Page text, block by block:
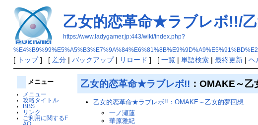
乙女的恋革命★ラブレボ!!/
https://www.ladygamer.jp:443/wiki/index.php?
[ トップ] [ 差分| バックアップ| リロード ] [ 一覧| 単語検索| 最終更新| ヘ
メニュー
メニュー
攻略タイトル
BBS
リンク
ご利用に関するF
乙女的恋革命★ラブレボ!! ：OMAKE～
乙女的恋革命★ラブレボ!!：OMAKE～乙女的夢回想
一ノ瀬蓮
華原雅紀